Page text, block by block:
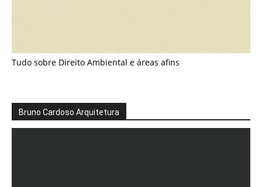
Tudo sobre Direito Ambiental e áreas afins
Bruno Cardoso Arquitetura